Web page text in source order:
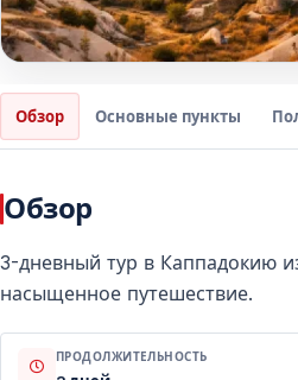
Обзор Основные пункты
Обзор
3-дневный тур в Каппадокию
насыщенное путешествие.
ПРОДОЛЖИТЕЛЬНОСТЬ